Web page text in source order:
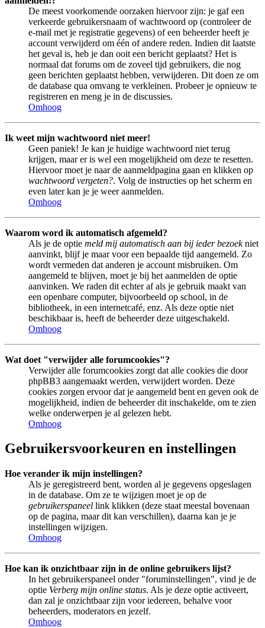
De meest voorkomende oorzaken hiervoor zijn: je gaf een
verkeerde gebruikersnaam of wachtwoord op (controleer de
e-mail met je registratie gegevens) of een beheerder heeft je
account verwijderd om één of andere reden. Indien dit laatste
het geval is, heb je dan ooit een bericht geplaatst? Het is
normaal dat forums om de zoveel tijd gebruikers, die nog
geen berichten geplaatst hebben, verwijderen. Dit doen ze om
de database qua omvang te verkleinen. Probeer je opnieuw te
registreren en meng je in de discussies.
Omhoog
Ik weet mijn wachtwoord niet meer!
Geen paniek! Je kan je huidige wachtwoord niet terug
krijgen, maar er is wel een mogelijkheid om deze te resetten.
Hiervoor moet je naar de aanmeldpagina gaan en klikken op
wachtwoord vergeten?. Volg de instructies op het scherm en
even later kan je je weer aanmelden.
Omhoog
Waarom word ik automatisch afgemeld?
Als je de optie meld mij automatisch aan bij ieder bezoekniet
aanvinkt, blijf je maar voor een bepaalde tijd aangemeld. Zo
wordt vermeden dat anderen je account misbruiken. Om
aangemeld te blijven, moet je bij het aanmelden de optie
aanvinken. We raden dit echter af als je gebruik maakt van
een openbare computer, bijvoorbeeld op school, in de
bibliotheek, in een internetcafé, enz. Als deze optie niet
beschikbaar is, heeft de beheerder deze uitgeschakeld.
Omhoog
Wat doet "verwijder alle forumcookies"?
Verwijder alle forumcookies zorgt dat alle cookies die door
phpBB3 aangemaakt werden, verwijdert worden. Deze
cookies zorgen ervoor dat je aangemeld bent en geven ook de
mogelijkheid, indien de beheerder dit inschakelde, om te zien
welke onderwerpen je al gelezen hebt.
Omhoog
Gebruikersvoorkeuren en instellingen
Hoe verander ik mijn instellingen?
Als je geregistreerd bent, worden al je gegevens opgeslagen
in de database. Om ze te wijzigen moet je op de
gebruikerspaneel link klikken (deze staat meestal bovenaan
op de pagina, maar dit kan verschillen), daarna kan je je
instellingen wijzigen.
Omhoog
Hoe kan ik onzichtbaar zijn in de online gebruikers lijst?
In het gebruikerspaneel onder "foruminstellingen", vind je de
optie Verberg mijn online status. Als je deze optie activeert,
dan zal je onzichtbaar zijn voor iedereen, behalve voor
beheerders, moderators en jezelf.
Omhoog